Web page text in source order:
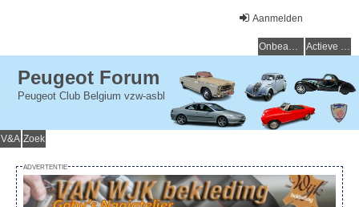
Aanmelden
Onbeantwoorde onderwerpen Actieve onderwerpen
Peugeot Forum
Peugeot Club Belgium vzw-asbl
V&A Zoek
ADVERTENTIE